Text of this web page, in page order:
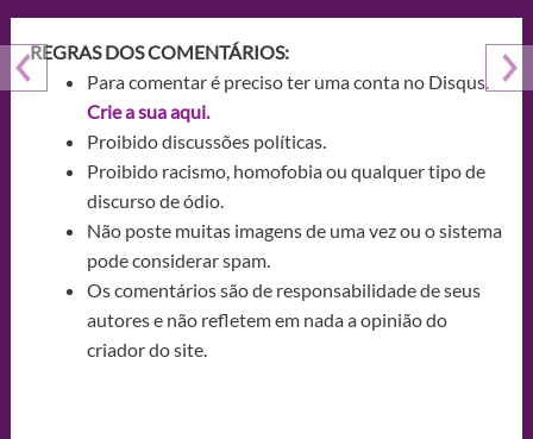
REGRAS DOS COMENTÁRIOS:
Para comentar é preciso ter uma conta no Disqus.
Crie a sua aqui.
Proibido discussões políticas.
Proibido racismo, homofobia ou qualquer tipo de
discurso de ódio.
Não poste muitas imagens de uma vez ou o sistema
pode considerar spam.
Os comentários são de responsabilidade de seus
autores e não refletem em nada a opinião do
criador do site.